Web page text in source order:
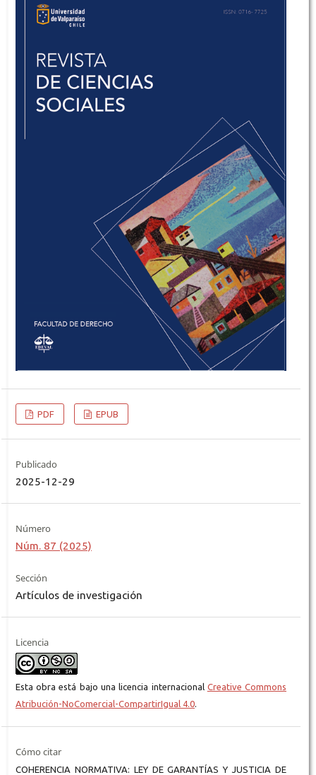
PDF EPUB
Publicado
2025-12-29
Número
Núm. 87 (2025)
Sección
Artículos de investigación
Licencia
Esta obra está bajo una licencia internacional Creative Commons
Atribución-NoComercial-CompartirIgual 4.0.
Cómo citar
COHERENCIA NORMATIVA: LEY DE GARANTÍAS Y JUSTICIA DE